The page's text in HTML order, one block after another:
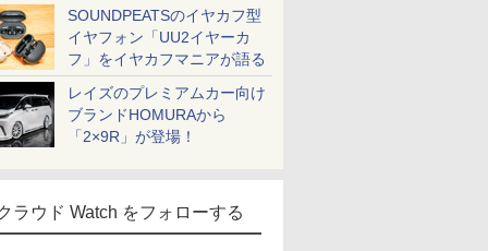
SOUNDPEATSのイヤカフ型
イヤフォン「UU2イヤーカ
フ」をイヤカフマニアが語る
レイズのプレミアムカー向け
ブランドHOMURAから
「2×9R」が登場！
ラウド Watch をフォローする